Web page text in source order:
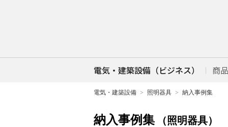
電気・建築設備（ビジネス） 商
電気・建築設備 照明器具 納入事例集
納入事例集 （照明器具）